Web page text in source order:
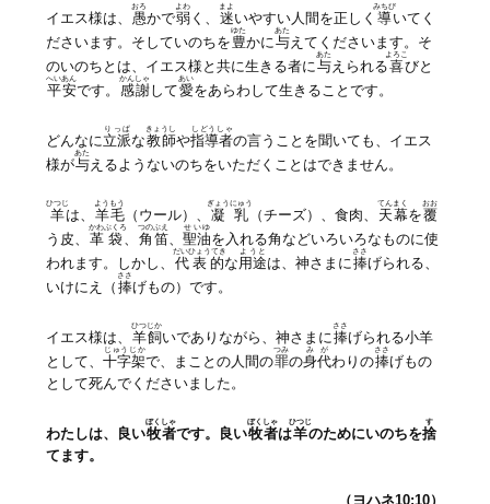
イエス様は、 愚
おろ
かで弱
よわ
く、 迷
まよ
いやすい人間を正しく 導
みちび
いてく
ださいます。そしていのちを 豊
ゆた
かに 与
あた
えてくださいます。そ
のいのちとは、イエス様と共に生きる者に 与
あた
えられる喜
よろこ
びと
平安
へいあん
です。 感謝
かんしゃ
して愛
あい
をあらわして生きることです。
どんなに 立派
りっぱ
な教師
きょうし
や指導者
しどうしゃ
の言うことを聞いても、イエス
様が与
あた
えるようないのちをいただくことはできません。
羊
ひつじ
は、 羊毛
ようもう
（ウール）、 凝乳
ぎょうにゅう
（チーズ）、食肉、 天幕
てんまく
を覆
おお
う皮、 革
かわ
袋
ぶくろ
角笛
つのぶえ
、聖油
せいゆ
を入れる角などいろいろなものに使
われます。しかし、 代表的
だいひょうてき
な用途
ようと
は、神さまに 捧
ささ
げられる、
いけにえ（ 捧
ささ
げもの）です。
イエス様は、 羊飼
ひつじか
いでありながら、神さまに 捧
ささ
げられる小羊
として、十字架
じゅうじか
で、まことの人間の罪
つみ
の身代
みが
わりの捧
ささ
げもの
として死んでくださいました。
わたしは、良い牧者
ぼくしゃ
です。良い牧者
ぼくしゃ
は羊
ひつじ
のためにいのちを捨
す
てます。
（ヨハネ10:10）